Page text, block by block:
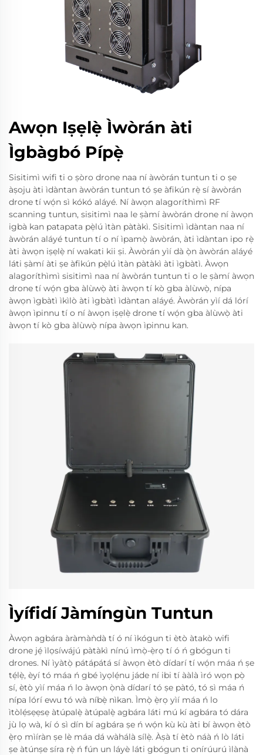
Awọn Iṣẹlẹ̀ Ìwòrán àti
Ìgbàgbó Pípẹ̀
Sisitimì wifi ti o ṣòro drone naa ní àwòrán tuntun ti o ṣe
àṣoju àti ìdàntan àwòrán tuntun tó ṣe àfikún rẹ̀ sí àwòrán
drone tí wọ́n sì kókó aláyé. Ní àwọn alagoríthìmì RF
scanning tuntun, sisitimì naa le ṣàmí àwòrán drone ní àwọn
igbà kan patapata pẹ̀lú ìtàn pàtàkì. Sisitimì ìdàntan naa ní
àwòrán aláyé tuntun tí o ní ìpamọ̀ àwòrán, àti ìdàntan ipo rẹ̀
àti àwọn iṣẹlẹ̀ ní wakati kii ṣi. Àwòrán yìí dà ọ̀n àwòrán aláyé
láti ṣàmí àti ṣe àfikún pẹ̀lú ìtàn pàtàkì àti ìgbàtì. Àwọn
alagoríthìmì sisitimì naa ní àwòrán tuntun ti o le ṣàmí àwọn
drone tí wọ́n gba àlùwọ̀ àti àwọn tí kò gba àlùwọ̀, nípa
àwọn ìgbàtì ìkìlò àti ìgbàtì ìdàntan aláyé. Àwòrán yìí dá lórí
àwọn ìpinnu tí o ní àwọn iṣẹlẹ̀ drone tí wọ́n gba àlùwọ̀ àti
àwọn tí kò gba àlùwọ̀ nípa àwọn ìpinnu kan.
Ìyífidí Jàmíngùn Tuntun
Àwọn agbára àràmàǹdà tí ó ní ìkógun ti ètò àtakò wifi
drone jẹ́ ìlọsíwájú pàtàkì nínú ìmọ̀-ẹ̀rọ tí ó ń gbógun ti
drones. Ní ìyàtọ̀ pátápátá sí àwọn ètò dídarí tí wọ́n máa ń ṣe
tẹ́lẹ̀, èyí tó máa ń gbé ìyọlẹ́nu jáde ní ibi tí ààlà ìró wọn pọ̀
sí, ètò yìí máa ń lo àwọn ọ̀nà dídarí tó ṣe pàtó, tó sì máa ń
nípa lórí ewu tó wà níbẹ̀ nìkan. Ìmọ̀ ẹ̀rọ yìí máa ń lo
ìtòlẹ́sẹẹsẹ àtúpalẹ̀ àtúpalẹ̀ agbára láti mú kí agbára tó dára
jù lọ wà, kí ó sì dín bí agbára ṣe ń wọ́n kù kù àti bí àwọn ètò
ẹ̀rọ mìíràn ṣe lè máa dá wàhálà sílẹ̀. Àṣà tí ètò náà ń lò láti
ṣe àtúnṣe síra rẹ̀ ń fún un láyè láti gbógun ti onírúurú ìlànà